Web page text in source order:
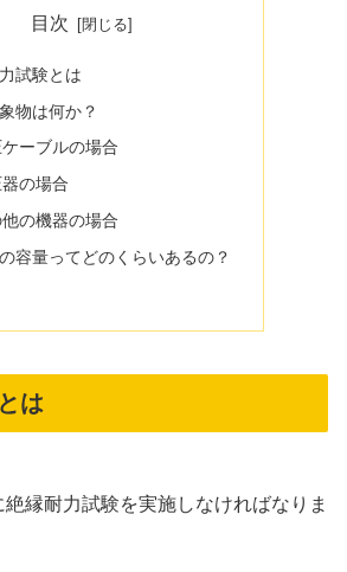
目次
試験とは
物は何か？
ーブルの場合
の場合
の機器の場合
容量ってどのくらいあるの？
は
縁耐力試験を実施しなければなりま